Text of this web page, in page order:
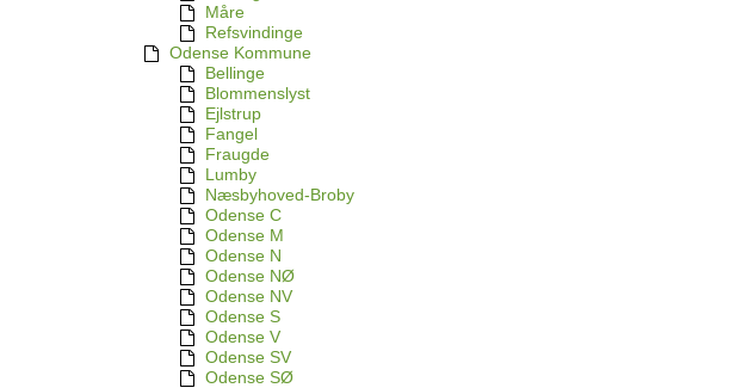
Måre
Refsvindinge
Odense Kommune
Bellinge
Blommenslyst
Ejlstrup
Fangel
Fraugde
Lumby
Næsbyhoved-Broby
Odense C
Odense M
Odense N
Odense NØ
Odense NV
Odense S
Odense V
Odense SV
Odense SØ